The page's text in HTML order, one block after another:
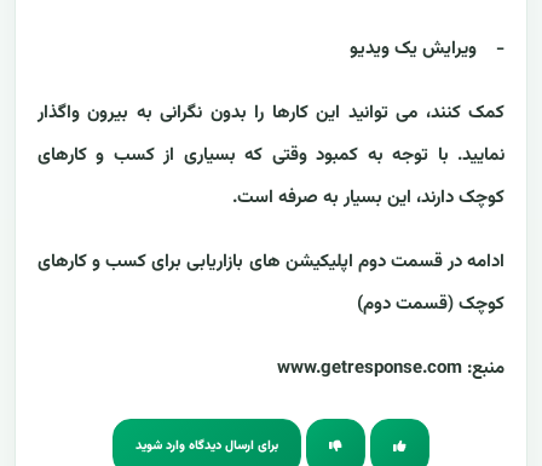
- ویرایش یک ویدیو
کمک کنند، می توانید این کارها را بدون نگرانی به بیرون واگذار
نمایید. با توجه به کمبود وقتی که بسیاری از کسب و کارهای
کوچک دارند، این بسیار به صرفه است.
ادامه در قسمت دوم اپلیکیشن های بازاریابی برای کسب و کارهای
کوچک (قسمت دوم)
منبع:
برای ارسال دیدگاه وارد شوید